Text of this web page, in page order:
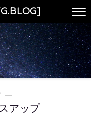
―
アップ